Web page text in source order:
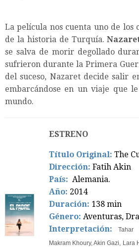
La película nos cuenta uno de los
de la historia de Turquía.
se salva de morir degollado
sufrieron durante la Primera
del suceso, Nazaret decide salir
embarcándose en un viaje que
mundo.
ESTRENO
Título Original: The
Dirección: Fatih Akin
País: Alemania.
Año: 2014
Duración: 138 min
Género: Aventuras,
Interpretación:Tahar
Makram Khoury, Akin Gazi, Lara